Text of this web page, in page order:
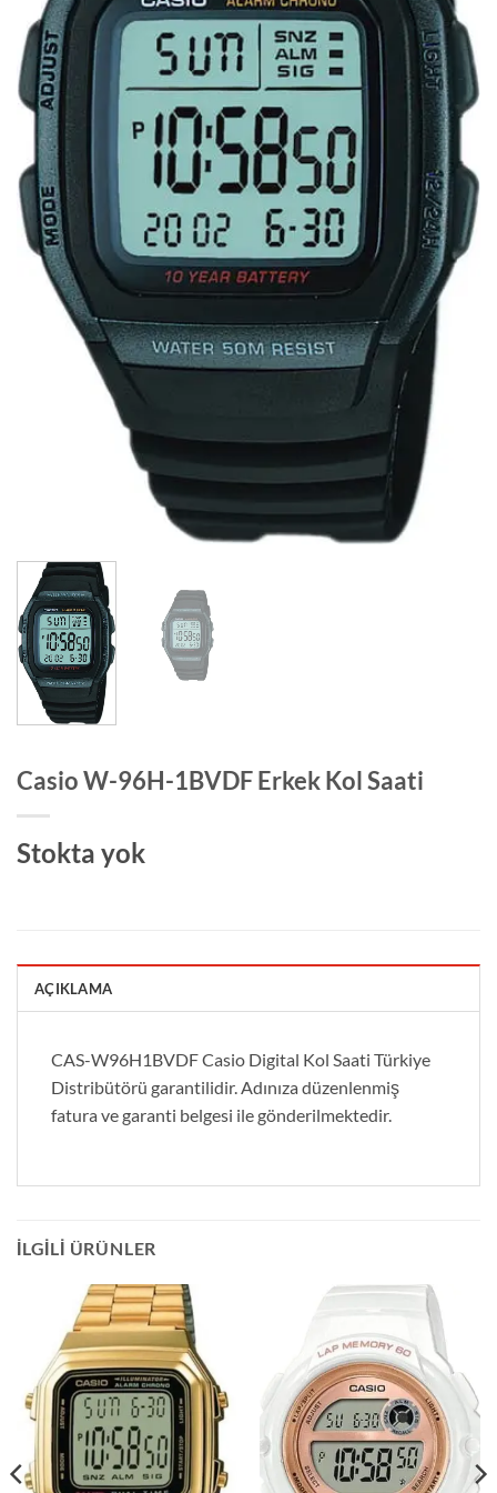
Casio W-96H-1BVDF Erkek Kol Saati
Stokta yok
AÇIKLAMA
CAS-W96H1BVDF Casio Digital Kol Saati Türkiye
Distribütörü garantilidir. Adınıza düzenlenmiş
fatura ve garanti belgesi ile gönderilmektedir.
İLGILI ÜRÜNLER